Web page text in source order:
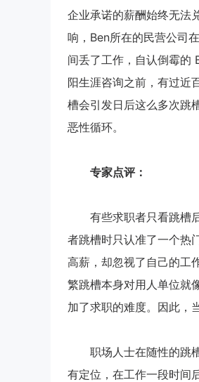
企业承诺的薪酬始终无法
响，Ben所在的民营公司
间丢了工作，自认倒霉的
阳生涯咨询之前，有过近
槽会引发日后这么多次跳
恶性循环。
专家点评：
有些求职者只看跳槽后
者跳槽时只认准了一个热
高薪，却忽视了自己的工
繁跳槽本身对用人单位就
加了求职的难度。因此，
职场人士在随性的跳槽
有定位，在工作一段时间